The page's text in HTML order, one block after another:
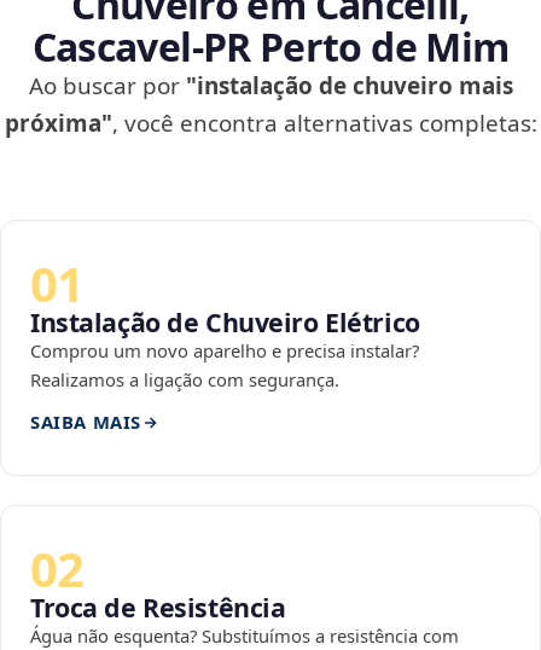
Cascavel‑PR Perto de Mim
Ao buscar por "instalação de chuveiro mais
próxima", você encontra alternativas completas:
01
Instalação de Chuveiro Elétrico
Comprou um novo aparelho e precisa instalar?
Realizamos a ligação com segurança.
SAIBA MAIS
02
Troca de Resistência
Água não esquenta? Substituímos a resistência com